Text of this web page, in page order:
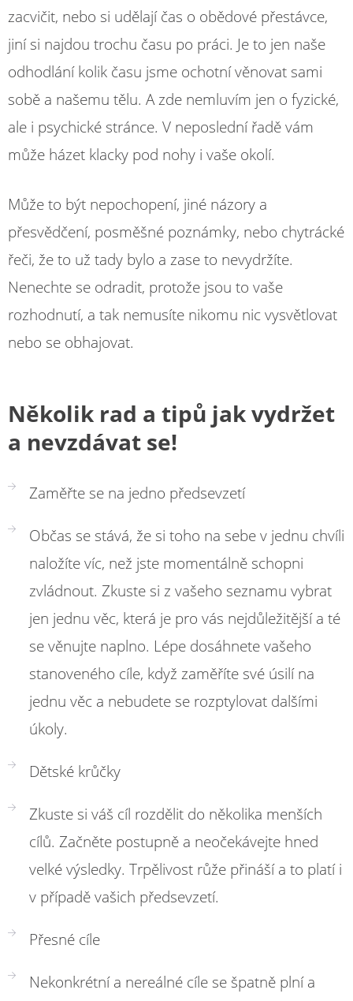
zacvičit, nebo si udělají čas o obědové přestávce,
jiní si najdou trochu času po práci. Je to jen naše
odhodlání kolik času jsme ochotní věnovat sami
sobě a našemu tělu. A zde nemluvím jen o fyzické,
ale i psychické stránce. V neposlední řadě vám
může házet klacky pod nohy i vaše okolí.
Může to být nepochopení, jiné názory a
přesvědčení, posměšné poznámky, nebo chytrácké
řeči, že to už tady bylo a zase to nevydržíte.
Nenechte se odradit, protože jsou to vaše
rozhodnutí, a tak nemusíte nikomu nic vysvětlovat
nebo se obhajovat.
Několik rad a tipů jak vydržet
a nevzdávat se!
Zaměřte se na jedno předsevzetí
Občas se stává, že si toho na sebe v jednu chvíli
naložíte víc, než jste momentálně schopni
zvládnout. Zkuste si z vašeho seznamu vybrat
jen jednu věc, která je pro vás nejdůležitější a té
se věnujte naplno. Lépe dosáhnete vašeho
stanoveného cíle, když zaměříte své úsilí na
jednu věc a nebudete se rozptylovat dalšími
úkoly.
Dětské krůčky
Zkuste si váš cíl rozdělit do několika menších
cílů. Začněte postupně a neočekávejte hned
velké výsledky. Trpělivost růže přináší a to platí i
v případě vašich předsevzetí.
Přesné cíle
Nekonkrétní a nereálné cíle se špatně plní a